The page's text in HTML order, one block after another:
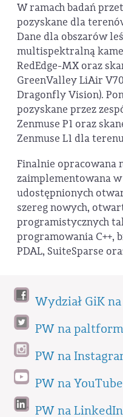
W ramach badań
pozyskane dla
Dane dla obszarów
multispektralną
RedEdge-MX oraz
GreenValley LiAir
Dragonfly Vision).
pozyskane przez
Zenmuse P1 oraz
Zenmuse L1 dla
Finalnie opracowana
zaimplementowana
udostępnionych
szereg nowych,
programistycznych
programowania C++,
PDAL, SuiteSparse
Wydział GiK
PW na
PW na
PW na YouTube
PW na LinkedIn